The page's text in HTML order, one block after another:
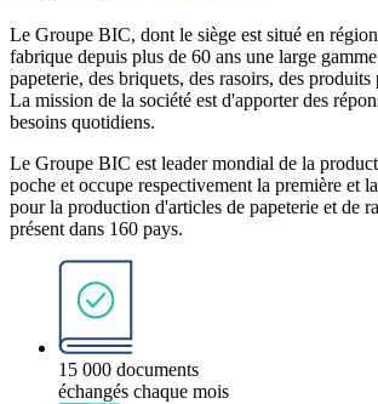
Le Groupe BIC, dont le siège est situé en
fabrique depuis plus de 60 ans une large
papeterie, des briquets, des rasoirs, des
La mission de la société est d'apporter des
besoins quotidiens.
Le Groupe BIC est leader mondial de la
poche et occupe respectivement la première et
pour la production d'articles de papeterie et de
présent dans 160 pays.
15 000 documents
échangés chaque mois